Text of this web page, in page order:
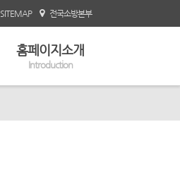
SITEMAP 전국소방본부
홈페이지소개
Introduction